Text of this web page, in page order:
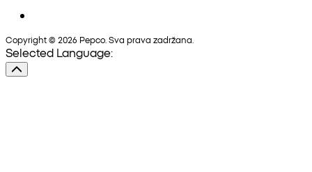
Copyright © 2026 Pepco. Sva prava zadržana.
Selected Language: